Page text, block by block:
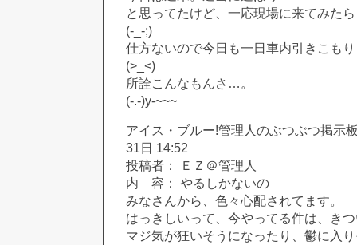
と思ってたけど、一応現場に来てみた
(-_-;)
仕方ないので今日も一日車内引きこも
(>_<)
所詮こんなもんさ…。
(-.-)y-~~~
アイス・ブルー!管理人のぶつぶつ掲示
31日 14:52
投稿者： ＥＺ＠管理人
内 容： やるしかないの
みなさんから、色々心配されてます。
はっきしいって、今やってる件は、き
マジ気が狂いそうになったり、鬱に入